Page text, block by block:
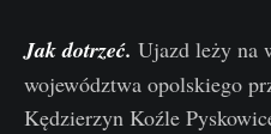
Jak dotrzeć. Ujazd leży na
województwa opolskiego
Kędzierzyn Koźle